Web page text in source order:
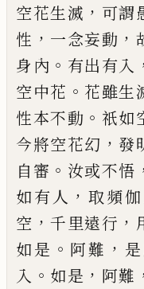
空花生滅 ， 可謂
性 ， 一念妄動 ，
身內 。 有出有入
空中花 。 花雖生
性本不動 。 祇如
今將空花幻 ， 發
自審 。 汝或不悟
如有人 ，取頻
空 ，千里遠行 ，
如是 。 阿難 ，
入 。 如是 ， 阿難